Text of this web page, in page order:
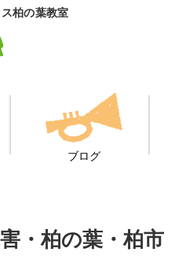
柏の葉教室
ブログ
・柏の葉・柏市